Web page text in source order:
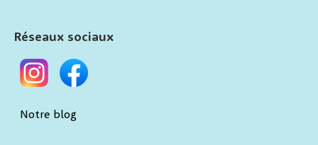
Réseaux sociaux
Notre blog